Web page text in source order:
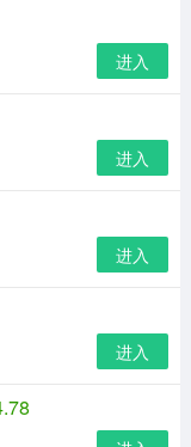
进入
进入
进入
进入